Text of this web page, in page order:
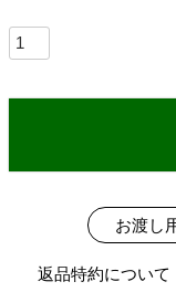
お渡し
返品特約について